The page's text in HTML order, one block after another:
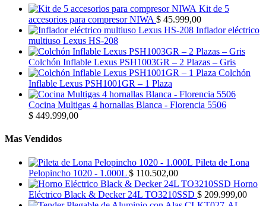
Kit de 5
accesorios para compresor NIWA $ 45.999,00
Inflador eléctrico
multiuso Lexus HS-208
Colchón Inflable Lexus PSH1003GR – 2 Plazas – Gris
Colchón
Inflable Lexus PSH1001GR – 1 Plaza
Cocina Multigas 4 hornallas Blanca - Florencia 5506
$ 449.999,00
Mas Vendidos
Pileta de Lona
Pelopincho 1020 - 1.000L $ 110.502,00
Horno
Eléctrico Black & Decker 24L TO3210SSD $ 209.999,00